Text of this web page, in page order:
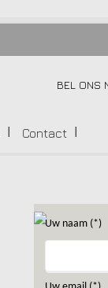
BEL ONS
Contact
Uw naam (*)